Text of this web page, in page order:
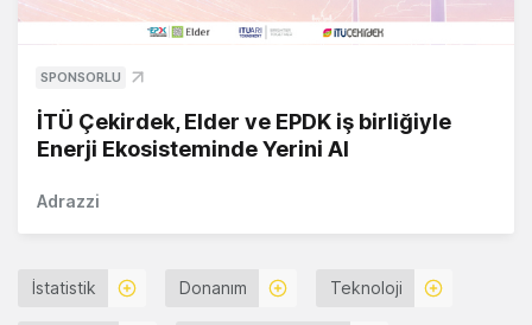
SPONSORLU
İTÜ Çekirdek, Elder ve EPDK iş birliğiyle
Enerji Ekosisteminde Yerini Al
Adrazzi
İstatistik Donanım Teknoloji